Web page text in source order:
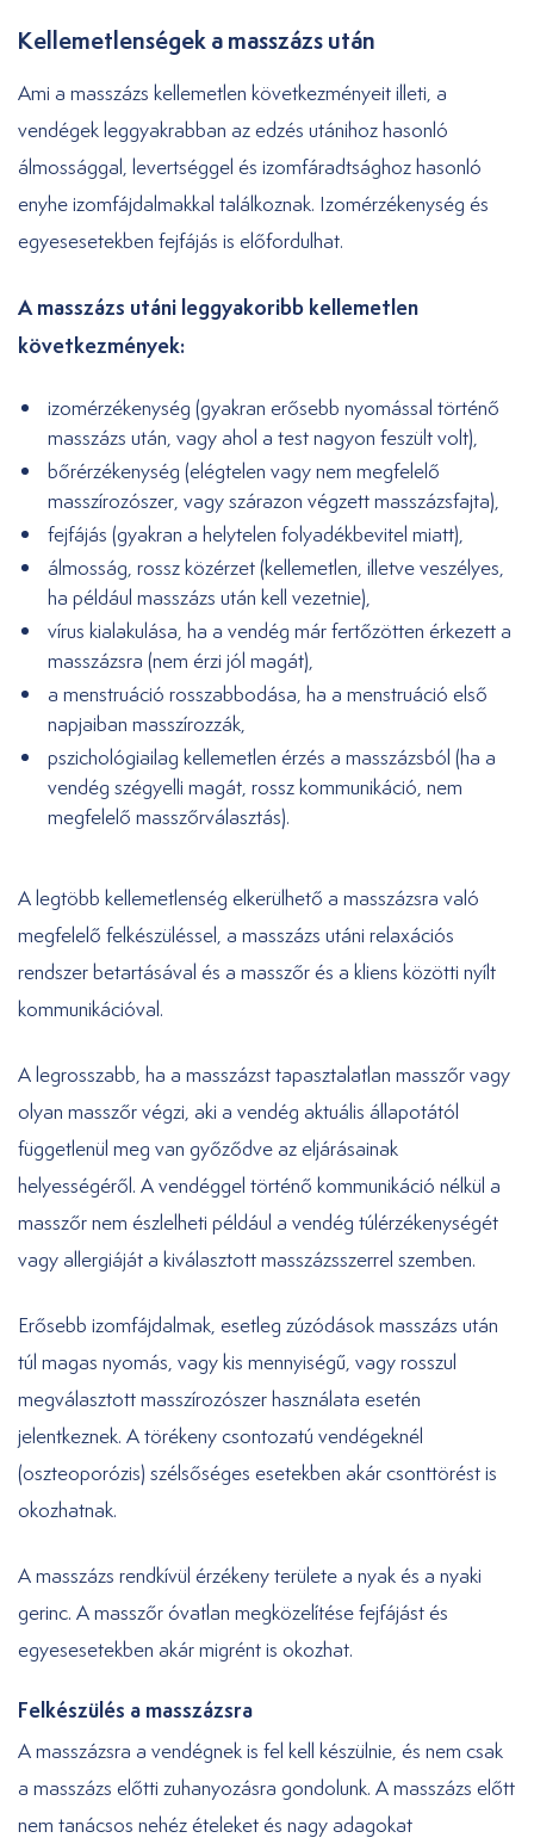
Kellemetlenségek a masszázs után
Ami a masszázs kellemetlen következményeit illeti, a
vendégek leggyakrabban az edzés utánihoz hasonló
álmossággal, levertséggel és izomfáradtsághoz hasonló
enyhe izomfájdalmakkal találkoznak. Izomérzékenység és
egyesesetekben fejfájás is előfordulhat.
A masszázs utáni leggyakoribb kellemetlen
következmények:
izomérzékenység (gyakran erősebb nyomással történő
masszázs után, vagy ahol a test nagyon feszült volt),
bőrérzékenység (elégtelen vagy nem megfelelő
masszírozószer, vagy szárazon végzett masszázsfajta),
fejfájás (gyakran a helytelen folyadékbevitel miatt),
álmosság, rossz közérzet (kellemetlen, illetve veszélyes,
ha például masszázs után kell vezetnie),
vírus kialakulása, ha a vendég már fertőzötten érkezett a
masszázsra (nem érzi jól magát),
a menstruáció rosszabbodása, ha a menstruáció első
napjaiban masszírozzák,
pszichológiailag kellemetlen érzés a masszázsból (ha a
vendég szégyelli magát, rossz kommunikáció, nem
megfelelő masszőrválasztás).
A legtöbb kellemetlenség elkerülhető a masszázsra való
megfelelő felkészüléssel, a masszázs utáni relaxációs
rendszer betartásával és a masszőr és a kliens közötti nyílt
kommunikációval.
A legrosszabb, ha a masszázst tapasztalatlan masszőr vagy
olyan masszőr végzi, aki a vendég aktuális állapotától
függetlenül meg van győződve az eljárásainak
helyességéről. A vendéggel történő kommunikáció nélkül a
masszőr nem észlelheti például a vendég túlérzékenységét
vagy allergiáját a kiválasztott masszázsszerrel szemben.
Erősebb izomfájdalmak, esetleg zúzódások masszázs után
túl magas nyomás, vagy kis mennyiségű, vagy rosszul
megválasztott masszírozószer használata esetén
jelentkeznek. A törékeny csontozatú vendégeknél
(oszteoporózis) szélsőséges esetekben akár csonttörést is
okozhatnak.
A masszázs rendkívül érzékeny területe a nyak és a nyaki
gerinc. A masszőr óvatlan megközelítése fejfájást és
egyesesetekben akár migrént is okozhat.
Felkészülés a masszázsra
A masszázsra a vendégnek is fel kell készülnie, és nem csak
a masszázs előtti zuhanyozásra gondolunk. A masszázs előtt
nem tanácsos nehéz ételeket és nagy adagokat